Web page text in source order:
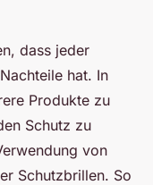
dass jeder
hat. In
Produkte zu
Schutz zu
von
Schutzbrillen. So